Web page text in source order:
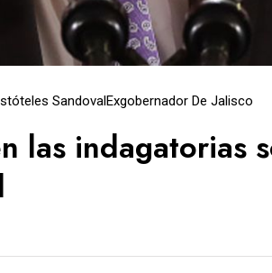
SandovalExgobernador De Jalisco
las indagatorias